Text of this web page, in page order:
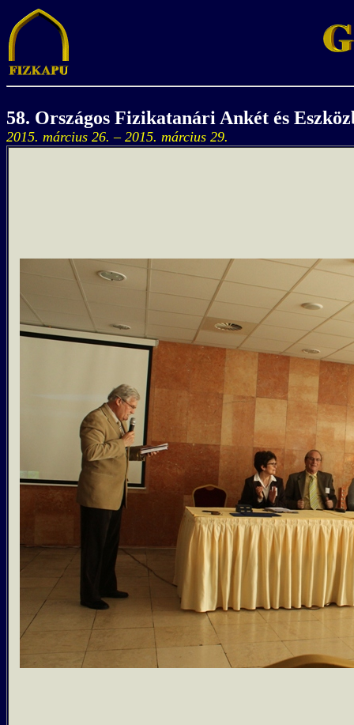
58. Országos Fizikatanári Ankét és
2015. március 26. – 2015. március 29.